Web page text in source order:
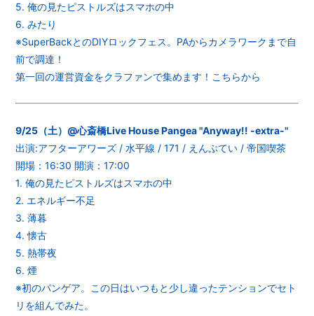
5. 俺の見たピストルズはスマホの中
6. みたり
※SuperBackとのDIYロックフェス。PAからカメラワークまで自
前で調達！
第一回の運営資金をクラファンで集めます！こちらから
9/25（土）@心斎橋Live House Pangea "Anyway!! -extra-"
出演:アフターアワーズ / 水平線 / 171 / えんぷてい / 帝国喫茶
開場：16:30 開演：17:00
1. 俺の見たピストルズはスマホの中
2. エネルギー不足
3. 薄暮
4. 懐古
5. 熱帯夜
6. 煙
※初のパンゲア。この日はいつもと少し違ったテンションでセト
リを組んでみた。